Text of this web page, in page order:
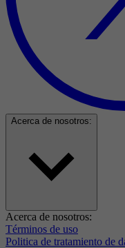
Acerca de nosotros:
Acerca de nosotros:
Términos de uso
Politica de tratamiento de